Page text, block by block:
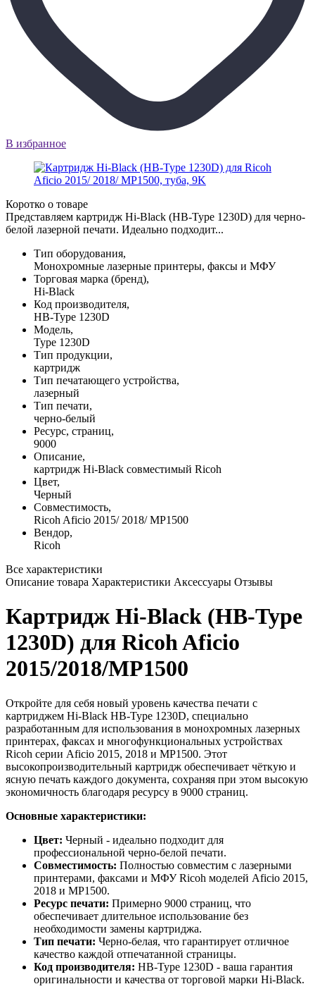
В избранное
Коротко о товаре
Представляем картридж Hi-Black (HB-Type 1230D) для черно-
белой лазерной печати. Идеально подходит...
Тип оборудования,
Монохромные лазерные принтеры, факсы и МФУ
Торговая марка (бренд),
Hi-Black
Код производителя,
HB-Type 1230D
Модель,
Type 1230D
Тип продукции,
картридж
Тип печатающего устройства,
лазерный
Тип печати,
черно-белый
Ресурс, страниц,
9000
Описание,
картридж Hi-Black совместимый Ricoh
Цвет,
Черный
Совместимость,
Ricoh Aficio 2015/ 2018/ MP1500
Вендор,
Ricoh
Все характеристики
Описание товара Характеристики Аксессуары Отзывы
Картридж Hi-Black (HB-Type
1230D) для Ricoh Aficio
2015/2018/MP1500
Откройте для себя новый уровень качества печати с
картриджем Hi-Black HB-Type 1230D, специально
разработанным для использования в монохромных лазерных
принтерах, факсах и многофункциональных устройствах
Ricoh серии Aficio 2015, 2018 и MP1500. Этот
высокопроизводительный картридж обеспечивает чёткую и
ясную печать каждого документа, сохраняя при этом высокую
экономичность благодаря ресурсу в 9000 страниц.
Основные характеристики:
Цвет: Черный - идеально подходит для
профессиональной черно-белой печати.
Совместимость: Полностью совместим с лазерными
принтерами, факсами и МФУ Ricoh моделей Aficio 2015,
2018 и MP1500.
Ресурс печати: Примерно 9000 страниц, что
обеспечивает длительное использование без
необходимости замены картриджа.
Тип печати: Черно-белая, что гарантирует отличное
качество каждой отпечатанной страницы.
Код производителя: HB-Type 1230D - ваша гарантия
оригинальности и качества от торговой марки Hi-Black.